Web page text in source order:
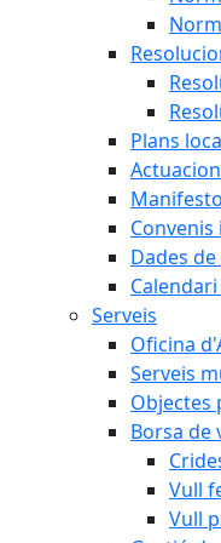
Plans
Dades
Serveis
Oficina
Serveis
Objectes
Borsa de
Vull
Vull